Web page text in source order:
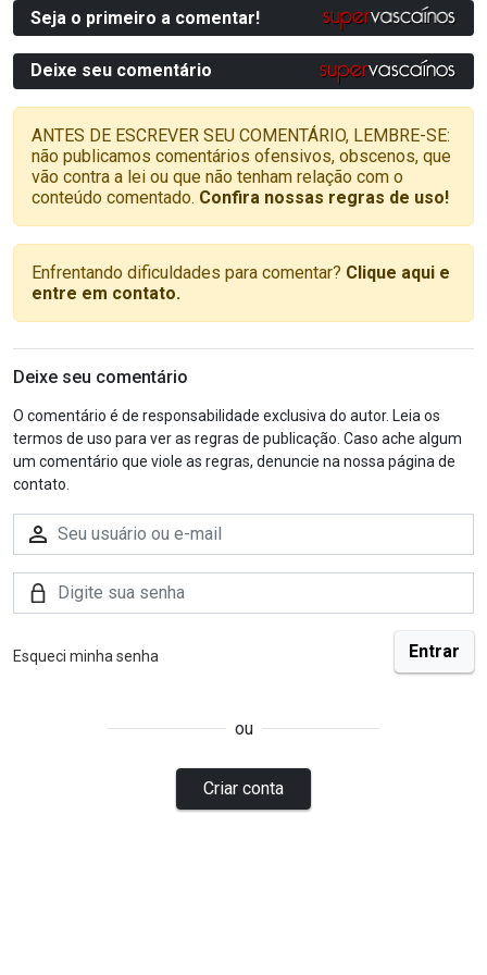
Seja o primeiro a comentar!
Deixe seu comentário
ANTES DE ESCREVER SEU COMENTÁRIO, LEMBRE-SE:
não publicamos comentários ofensivos, obscenos, que
vão contra a lei ou que não tenham relação com o
conteúdo comentado. Confira nossas regras de uso!
Enfrentando dificuldades para comentar? Clique aqui e
entre em contato.
Deixe seu comentário
O comentário é de responsabilidade exclusiva do autor. Leia os
termos de uso para ver as regras de publicação. Caso ache algum
um comentário que viole as regras, denuncie na nossa página de
contato.
Esqueci minha senha
ou
Criar conta